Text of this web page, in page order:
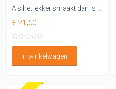
€ 21,50
In winkelwagen